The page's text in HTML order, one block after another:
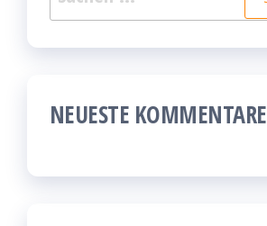
nach:
NEUESTE KOMMENTARE